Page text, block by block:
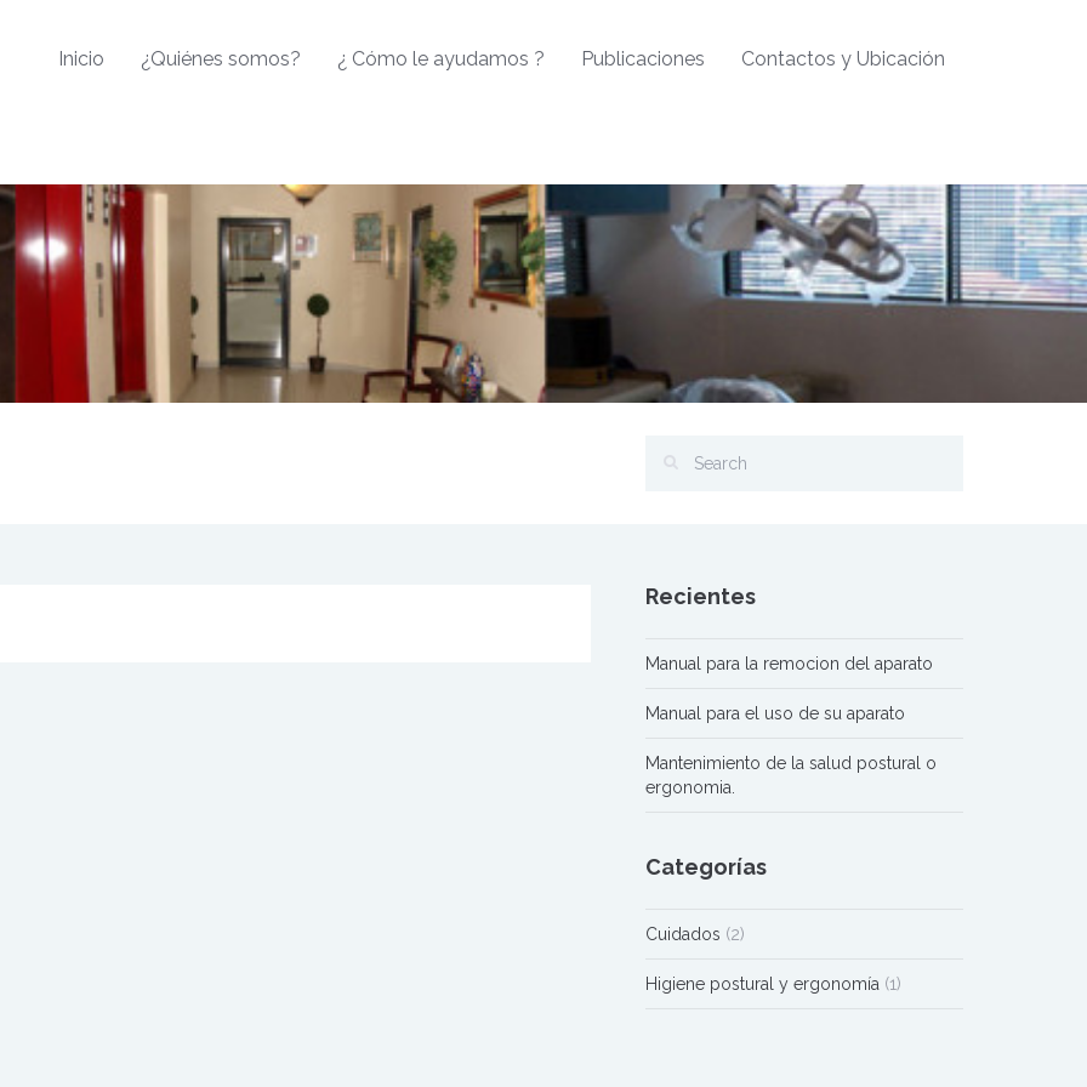
Inicio ¿Quiénes somos? ¿ Cómo le ayudamos ? Publicaciones Contactos y Ubicación
Recientes
Manual para la remocion del aparato
Manual para el uso de su aparato
Mantenimiento de la salud postural o
ergonomia.
Categorías
Cuidados (2)
Higiene postural y ergonomía (1)